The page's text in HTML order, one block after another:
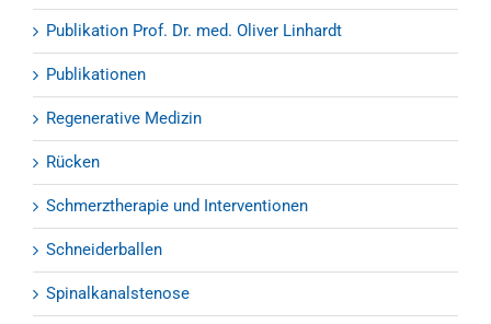
Publikation Prof. Dr. med. Oliver Linhardt
Publikationen
Regenerative Medizin
Rücken
Schmerztherapie und Interventionen
Schneiderballen
Spinalkanalstenose